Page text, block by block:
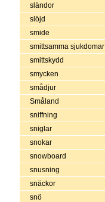
sländor
slöjd
smide
smittsamma sjukdomar
smittskydd
smycken
smådjur
Småland
sniffning
sniglar
snokar
snowboard
snusning
snäckor
snö